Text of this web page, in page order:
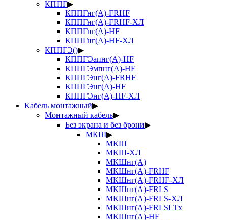
КППГ▶
КППГнг(А)-FRHF
КППГнг(А)-FRHF-ХЛ
КППГнг(А)-HF
КППГнг(А)-HF-ХЛ
КППГЭ()▶
КППГЭапнг(А)-HF
КППГЭмпнг(А)-HF
КППГЭнг(А)-FRHF
КППГЭнг(А)-HF
КППГЭнг(А)-HF-ХЛ
Кабель монтажный▶
Монтажный кабель▶
Без экрана и без брони▶
МКШ▶
МКШ
МКШ-ХЛ
МКШнг(А)
МКШнг(А)-FRHF
МКШнг(А)-FRHF-ХЛ
МКШнг(А)-FRLS
МКШнг(А)-FRLS-ХЛ
МКШнг(А)-FRLSLTx
МКШнг(А)-HF